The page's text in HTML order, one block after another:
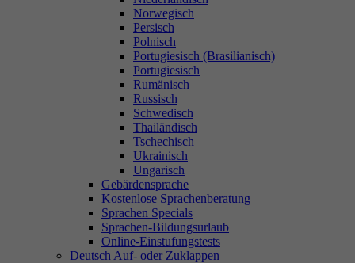
Norwegisch
Persisch
Polnisch
Portugiesisch (Brasilianisch)
Portugiesisch
Rumänisch
Russisch
Schwedisch
Thailändisch
Tschechisch
Ukrainisch
Ungarisch
Gebärdensprache
Kostenlose Sprachenberatung
Sprachen Specials
Sprachen-Bildungsurlaub
Online-Einstufungstests
Deutsch Auf- oder Zuklappen